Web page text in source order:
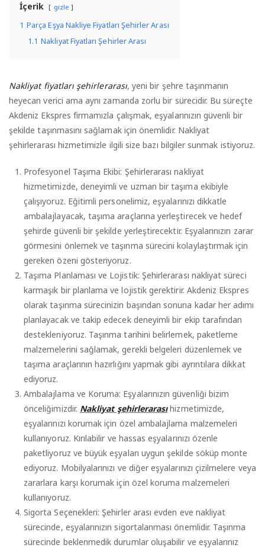
İçerik gizle
1 Parça Eşya Nakliye Fiyatları Şehirler Arası
1.1 Nakliyat Fiyatları Şehirler Arası
Nakliyat fiyatları şehirlerarası, yeni bir şehre taşınmanın
heyecan verici ama aynı zamanda zorlu bir sürecidir. Bu süreçte
Akdeniz Ekspres firmamızla çalışmak, eşyalarınızın güvenli bir
şekilde taşınmasını sağlamak için önemlidir. Nakliyat
şehirlerarası hizmetimizle ilgili size bazı bilgiler sunmak istiyoruz.
Profesyonel Taşıma Ekibi: Şehirlerarası nakliyat
hizmetimizde, deneyimli ve uzman bir taşıma ekibiyle
çalışıyoruz. Eğitimli personelimiz, eşyalarınızı dikkatle
ambalajlayacak, taşıma araçlarına yerleştirecek ve hedef
şehirde güvenli bir şekilde yerleştirecektir. Eşyalarınızın zarar
görmesini önlemek ve taşınma sürecini kolaylaştırmak için
gereken özeni gösteriyoruz.
Taşıma Planlaması ve Lojistik: Şehirlerarası nakliyat süreci
karmaşık bir planlama ve lojistik gerektirir. Akdeniz Ekspres
olarak taşınma sürecinizin başından sonuna kadar her adımı
planlayacak ve takip edecek deneyimli bir ekip tarafından
destekleniyoruz. Taşınma tarihini belirlemek, paketleme
malzemelerini sağlamak, gerekli belgeleri düzenlemek ve
taşıma araçlarının hazırlığını yapmak gibi ayrıntılara dikkat
ediyoruz.
Ambalajlama ve Koruma: Eşyalarınızın güvenliği bizim
önceliğimizdir. Nakliyat şehirlerarasıhizmetimizde,
eşyalarınızı korumak için özel ambalajlama malzemeleri
kullanıyoruz. Kırılabilir ve hassas eşyalarınızı özenle
paketliyoruz ve büyük eşyaları uygun şekilde söküp monte
ediyoruz. Mobilyalarınızı ve diğer eşyalarınızı çizilmelere veya
zararlara karşı korumak için özel koruma malzemeleri
kullanıyoruz.
Sigorta Seçenekleri: Şehirler arası evden eve nakliyat
sürecinde, eşyalarınızın sigortalanması önemlidir. Taşınma
sürecinde beklenmedik durumlar oluşabilir ve eşyalarınız